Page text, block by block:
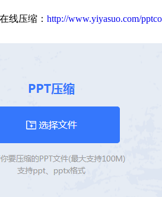
线压缩： http://www.yiyasuo.com/